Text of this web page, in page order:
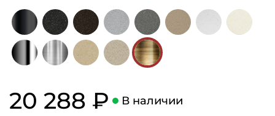
20 288 ₽ В наличии